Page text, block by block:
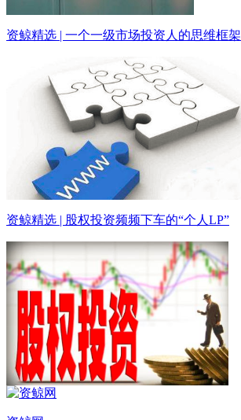
资鲸精选 | 一个一级市场投资人的思维框架
资鲸精选 | 股权投资频频下车的“个人LP”